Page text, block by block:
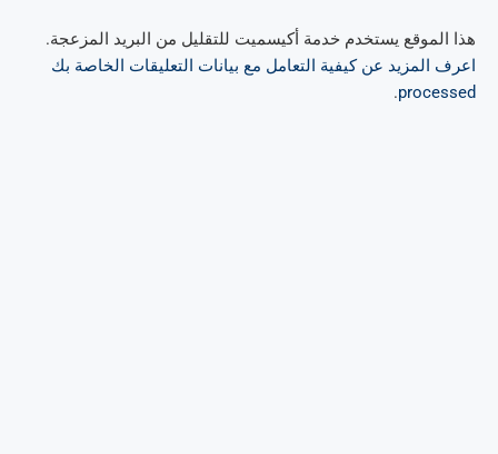
هذا الموقع يستخدم خدمة أكيسميت للتقليل من البريد المزعجة.
اعرف المزيد عن كيفية التعامل مع بيانات التعليقات الخاصة بك
processed
.